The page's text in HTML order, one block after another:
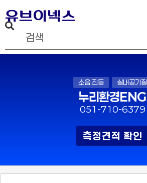
소음.진동 실내공기질
누리환경ENG
051-710-6379
측정견적 확인